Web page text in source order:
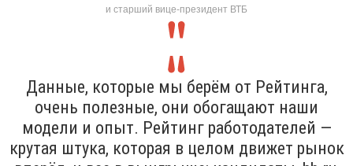
и старший вице-президент ВТБ
Данные, которые мы берём от Рейтинга,
очень полезные, они обогащают наши
модели и опыт. Рейтинг работодателей —
крутая штука, которая в целом движет рынок